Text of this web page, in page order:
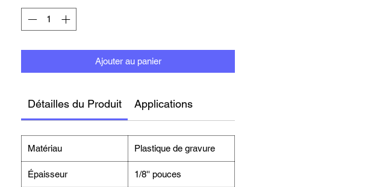
Ajouter au panier
Détailles du Produit Applications
Matériau Plastique de gravure
Épaisseur 1/8'' pouces